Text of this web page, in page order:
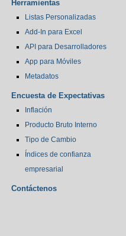
Herramientas
Listas Personalizadas
Add-In para Excel
API para Desarrolladores
App para Móviles
Metadatos
Encuesta de Expectativas
Inflación
Producto Bruto Interno
Tipo de Cambio
Índices de confianza
empresarial
Contáctenos